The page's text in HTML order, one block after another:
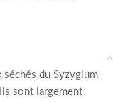
du Syzygium
Ils sont largement